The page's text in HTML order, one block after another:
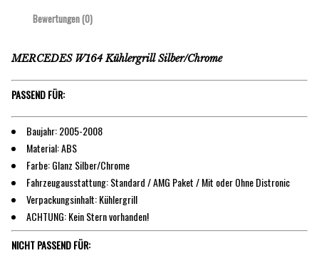
Bewertungen (0)
MERCEDES W164 Kühlergrill Silber/Chrome
PASSEND FÜR:
Baujahr: 2005-2008
Material: ABS
Farbe: Glanz Silber/Chrome
Fahrzeugausstattung: Standard / AMG Paket / Mit oder Ohne Distronic
Verpackungsinhalt: Kühlergrill
ACHTUNG: Kein Stern vorhanden!
NICHT PASSEND FÜR: